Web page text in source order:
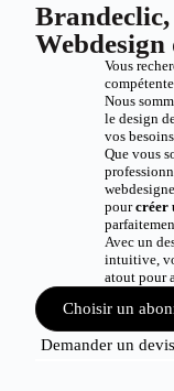
Vous
Nous
le design
vos
Que vous
pourcréer
Avec un
intuitive,
atout pour
Choisir un
Demander un